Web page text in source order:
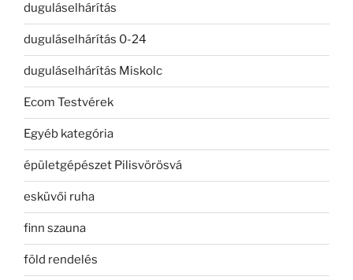
duguláselhárítás
duguláselhárítás 0-24
duguláselhárítás Miskolc
Ecom Testvérek
Egyéb kategória
épületgépészet Pilisvörösvá
esküvői ruha
finn szauna
föld rendelés